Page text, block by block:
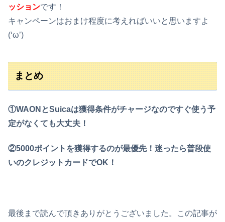
ッションです！
キャンペーンはおまけ程度に考えればいいと思いますよ
(‘ω’)
まとめ
①WAONとSuicaは獲得条件がチャージなのですぐ使う予
定がなくても大丈夫！
②5000ポイントを獲得するのが最優先！迷ったら普段使
いのクレジットカードでOK！
最後まで読んで頂きありがとうございました。この記事が